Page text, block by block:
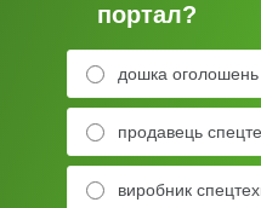
портал?
дошка оголошень
продавець
виробник